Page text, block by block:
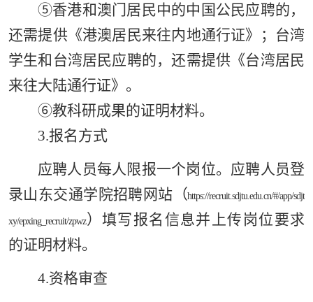
⑤香港和澳门居民中的中国公民应聘的，
还需提供《港澳居民来往内地通行证》；台湾
学生和台湾居民应聘的，还需提供《台湾居民
来往大陆通行证》。
⑥教科研成果的证明材料。
3.报名方式
应聘人员每人限报一个岗位。应聘人员登
录山东交通学院招聘网站 （https://recruit.sdjtu.edu.cn/#/app/sdjt
xy/epxing_recruit/zpwz） 填写报名信息并上传岗位要求
的证明材料。
4.资格审查